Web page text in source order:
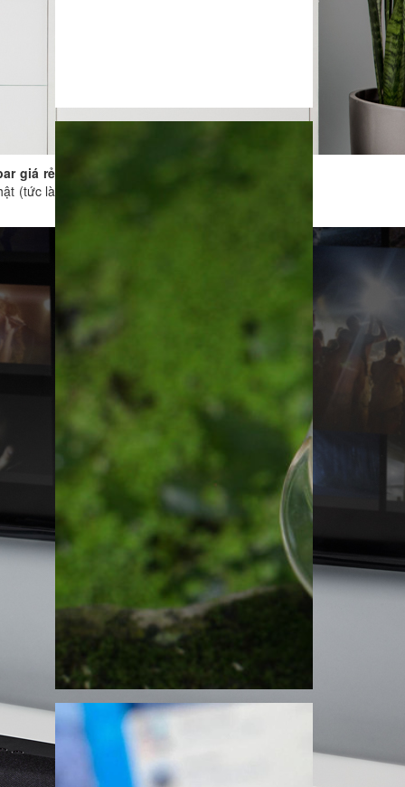
giá rẻ
(tức là